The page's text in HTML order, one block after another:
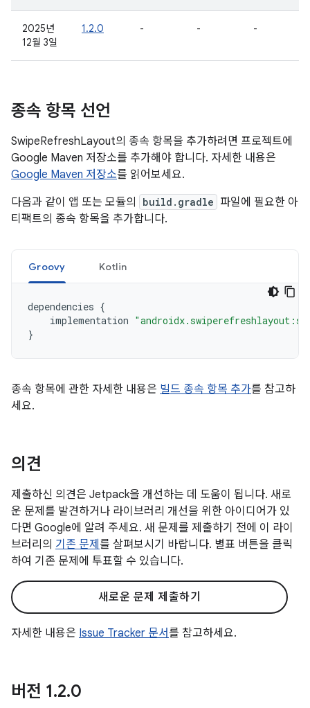
2025년
12월 3일
1.2.0 - - -
종속 항목 선언
SwipeRefreshLayout의 종속 항목을 추가하려면 프로젝트에
Google Maven 저장소를 추가해야 합니다. 자세한 내용은
Google Maven 저장소를 읽어보세요.
다음과 같이 앱 또는 모듈의
build.gradle 파일에 필요한 아
티팩트의 종속 항목을 추가합니다.
Groovy Kotlin
dependencies {
implementation
}
종속 항목에 관한 자세한 내용은 빌드 종속 항목 추가를 참고하
세요.
의견
제출하신 의견은 Jetpack을 개선하는 데 도움이 됩니다. 새로
운 문제를 발견하거나 라이브러리 개선을 위한 아이디어가 있
다면 Google에 알려 주세요. 새 문제를 제출하기 전에 이 라이
브러리의 기존 문제 를 살펴보시기 바랍니다. 별표 버튼을 클릭
하여 기존 문제에 투표할 수 있습니다.
새로운 문제 제출하기
자세한 내용은 Issue Tracker 문서를 참고하세요.
버전 1.2.0